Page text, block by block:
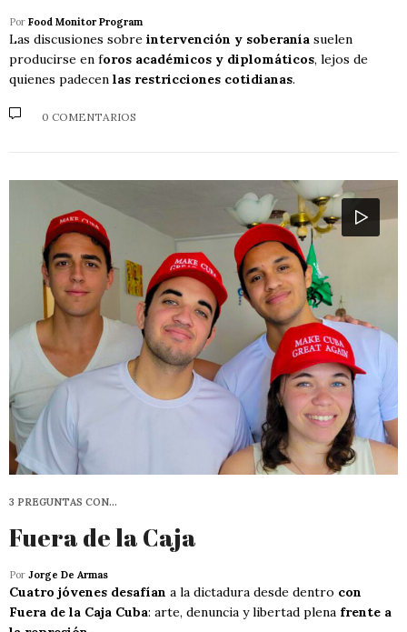
Por Food Monitor Program
Las discusiones sobre intervención y soberanía suelen
producirse en foros académicos y diplomáticos, lejos de
quienes padecen las restricciones cotidianas.
0 COMENTARIOS
3 PREGUNTAS CON…
Fuera de la Caja
Por Jorge De Armas
Cuatro jóvenes desafían a la dictadura desde dentro con
Fuera de la Caja Cuba: arte, denuncia y libertad plena frente a